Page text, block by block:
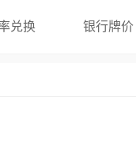
兑换 银行牌价